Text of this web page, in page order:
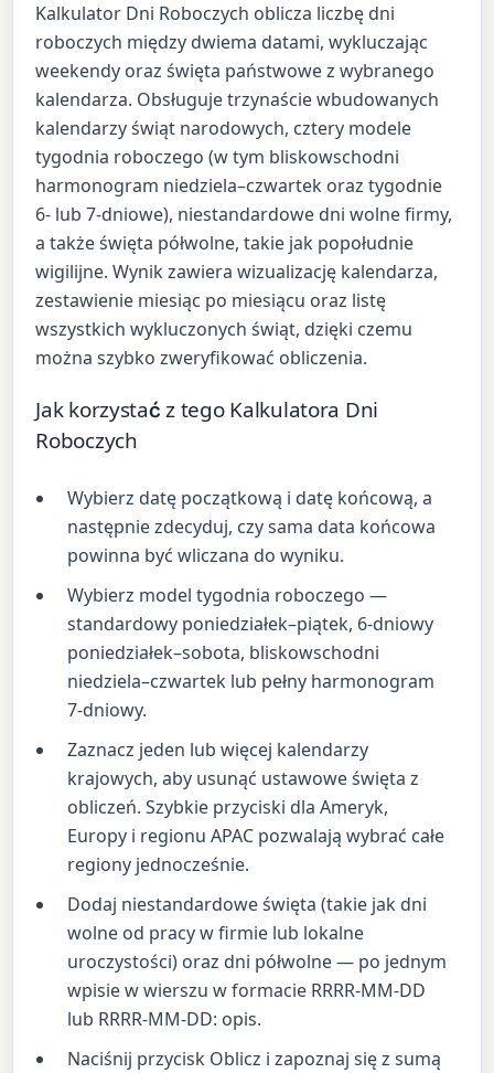
Kalkulator Dni Roboczych oblicza liczbę dni
roboczych między dwiema datami, wykluczając
weekendy oraz święta państwowe z wybranego
kalendarza. Obsługuje trzynaście wbudowanych
kalendarzy świąt narodowych, cztery modele
tygodnia roboczego (w tym bliskowschodni
harmonogram niedziela–czwartek oraz tygodnie
6- lub 7-dniowe), niestandardowe dni wolne firmy,
a także święta półwolne, takie jak popołudnie
wigilijne. Wynik zawiera wizualizację kalendarza,
zestawienie miesiąc po miesiącu oraz listę
wszystkich wykluczonych świąt, dzięki czemu
można szybko zweryfikować obliczenia.
Jak korzystać z tego Kalkulatora Dni
Roboczych
Wybierz datę początkową i datę końcową, a
następnie zdecyduj, czy sama data końcowa
powinna być wliczana do wyniku.
Wybierz model tygodnia roboczego —
standardowy poniedziałek–piątek, 6-dniowy
poniedziałek–sobota, bliskowschodni
niedziela–czwartek lub pełny harmonogram
7-dniowy.
Zaznacz jeden lub więcej kalendarzy
krajowych, aby usunąć ustawowe święta z
obliczeń. Szybkie przyciski dla Ameryk,
Europy i regionu APAC pozwalają wybrać całe
regiony jednocześnie.
Dodaj niestandardowe święta (takie jak dni
wolne od pracy w firmie lub lokalne
uroczystości) oraz dni półwolne — po jednym
wpisie w wierszu w formacie RRRR-MM-DD
lub RRRR-MM-DD: opis.
Naciśnij przycisk Oblicz i zapoznaj się z sumą